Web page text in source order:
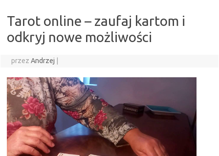
Tarot online – zaufaj kartom i
odkryj nowe możliwości
przez Andrzej